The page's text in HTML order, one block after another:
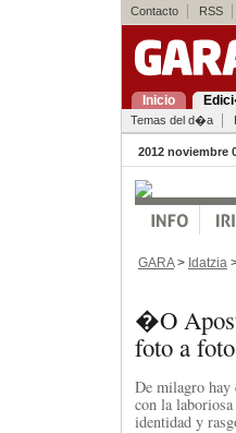
Contacto RSS
Inicio
Temas del d�a
2012 noviembre
GARA> Idatzia
�O
foto a
De milagro hay
con la
identidad y